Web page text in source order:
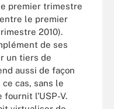
premier trimestre
le premier
2010).
de ses
un tiers de
aussi de façon
ce cas, sans le
l’USP-V.